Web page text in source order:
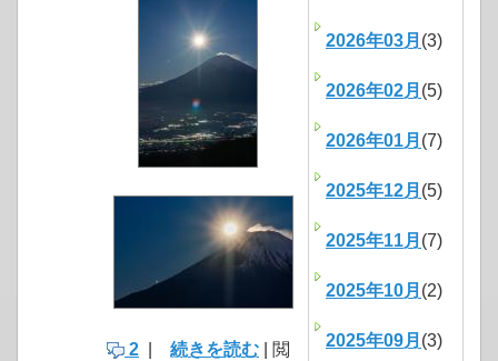
2 続きを読む | 閲
2026年03月 (3)
2026年02月 (5)
2026年01月 (7)
2025年12月 (5)
2025年11月 (7)
2025年10月 (2)
2025年09月 (3)